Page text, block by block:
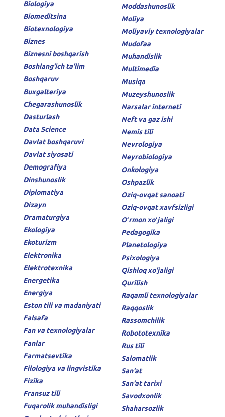
Biologiya
Biomeditsina
Biotexnologiya
Biznes
Biznesni boshqarish
Boshlang'ich ta'lim
Boshqaruv
Buxgalteriya
Chegarashunoslik
Dasturlash
Data Science
Davlat boshqaruvi
Davlat siyosati
Demografiya
Dinshunoslik
Diplomatiya
Dizayn
Dramaturgiya
Ekologiya
Ekoturizm
Elektronika
Elektrotexnika
Energetika
Energiya
Eston tili va madaniyati
Falsafa
Fan va texnologiyalar
Fanlar
Farmatsevtika
Filologiya va lingvistika
Fizika
Fransuz tili
Fuqarolik muhandisligi
Moddashunoslik
Moliya
Moliyaviy texnologiyalar
Mudofaa
Muhandislik
Multimedia
Musiqa
Muzeyshunoslik
Narsalar interneti
Neft va gaz ishi
Nemis tili
Nevrologiya
Neyrobiologiya
Onkologiya
Oshpazlik
Oziq-ovqat sanoati
Oziq-ovqat xavfsizligi
Oʻrmon xoʻjaligi
Pedagogika
Planetologiya
Psixologiya
Qishloq xo'jaligi
Qurilish
Raqamli texnologiyalar
Raqqoslik
Rassomchilik
Robototexnika
Rus tili
Salomatlik
San'at
San'at tarixi
Savodxonlik
Shaharsozlik